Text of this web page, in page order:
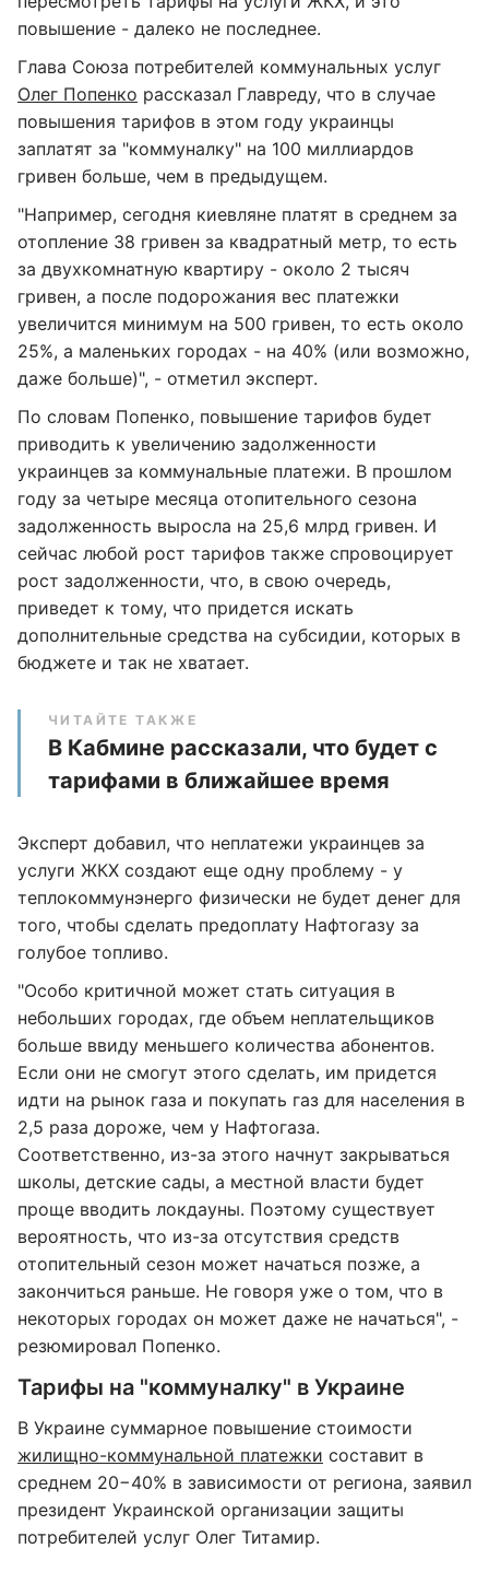
повышение - далеко не последнее.
Глава Союза потребителей коммунальных услуг
Олег Попенко рассказал Главреду, что в случае
повышения тарифов в этом году украинцы
заплатят за "коммуналку" на 100 миллиардов
гривен больше, чем в предыдущем.
"Например, сегодня киевляне платят в среднем за
отопление 38 гривен за квадратный метр, то есть
за двухкомнатную квартиру - около 2 тысяч
гривен, а после подорожания вес платежки
увеличится минимум на 500 гривен, то есть около
25%, а маленьких городах - на 40% (или возможно,
даже больше)", - отметил эксперт.
По словам Попенко, повышение тарифов будет
приводить к увеличению задолженности
украинцев за коммунальные платежи. В прошлом
году за четыре месяца отопительного сезона
задолженность выросла на 25,6 млрд гривен. И
сейчас любой рост тарифов также спровоцирует
рост задолженности, что, в свою очередь,
приведет к тому, что придется искать
дополнительные средства на субсидии, которых в
бюджете и так не хватает.
ЧИТАЙТЕ ТАКЖЕ
В Кабмине рассказали, что будет с
тарифами в ближайшее время
Эксперт добавил, что неплатежи украинцев за
услуги ЖКХ создают еще одну проблему - у
теплокоммунэнерго физически не будет денег для
того, чтобы сделать предоплату Нафтогазу за
голубое топливо.
"Особо критичной может стать ситуация в
небольших городах, где объем неплательщиков
больше ввиду меньшего количества абонентов.
Если они не смогут этого сделать, им придется
идти на рынок газа и покупать газ для населения в
2,5 раза дороже, чем у Нафтогаза.
Соответственно, из-за этого начнут закрываться
школы, детские сады, а местной власти будет
проще вводить локдауны. Поэтому существует
вероятность, что из-за отсутствия средств
отопительный сезон может начаться позже, а
закончиться раньше. Не говоря уже о том, что в
некоторых городах он может даже не начаться", -
резюмировал Попенко.
Тарифы на "коммуналку" в Украине
В Украине суммарное повышение стоимости
жилищно-коммунальной платежки составит в
среднем 20−40% в зависимости от региона, заявил
президент Украинской организации защиты
потребителей услуг Олег Титамир.